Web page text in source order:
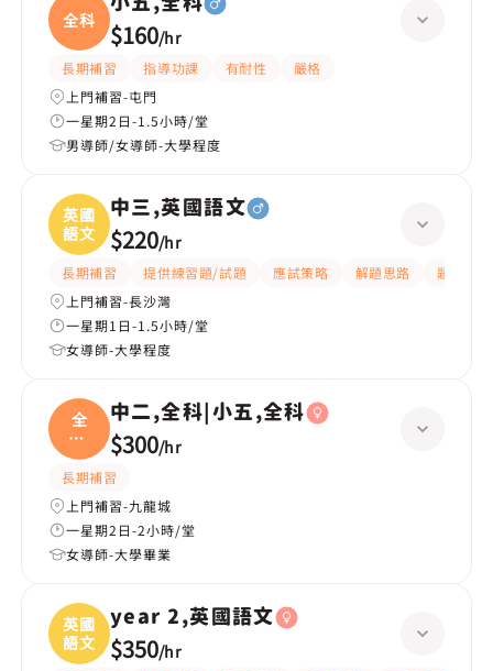
全科 $160/hr
長期補習 指導功課 有耐性
嚴格
上門補習-屯門
一星期2日-1.5小時/堂
男導師/女導師-大學程度
英國
語文
中三,英國語文
$220/hr
長期補習 提供練習題/試題 應試策略 解題思路
題目講解
上門補習-長沙灣
一星期1日-1.5小時/堂
女導師-大學程度
全
科|
小五
中二,全科|小五,全科
$300/hr
長期補習
上門補習-九龍城
一星期2日-2小時/堂
女導師-大學畢業
英國
語文
year 2,英國語文
$350/hr